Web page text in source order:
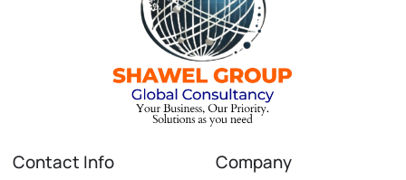
Contact Info Company